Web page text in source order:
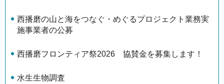
西播磨の山と海をつなぐ・めぐるプロジェクト業務実
施事業者の公募
西播磨フロンティア祭2026 協賛金を募集します！
水生生物調査